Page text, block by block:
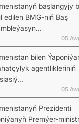
başlangyjy
edilen BMG-niň Baş
05
bilen
agentlikleriniň
05
Prezidenti
Premýer-